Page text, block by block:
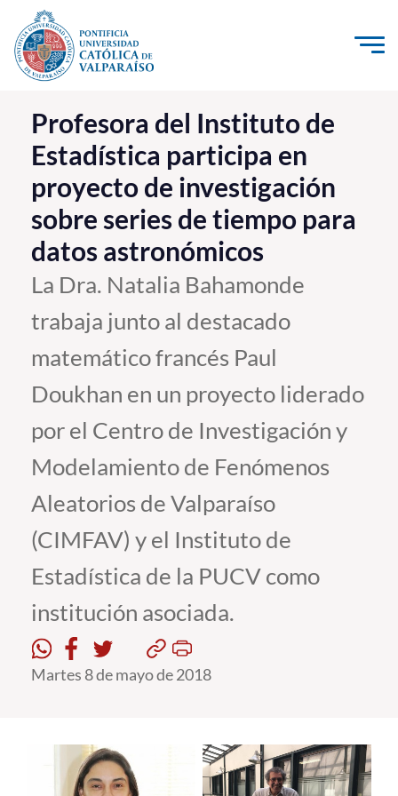
Click acá para ir directamente al contenido
La Universidad
Investigación, Creación e Innovación
PUCV Internacional
Vinculación con el Medio
Admisión
Pregrado
Postgrado
Formación Continua
Estudiantes
Académicos
Funcionarios
Alumni
English
Profesora del Instituto de
Estadística participa en
proyecto de investigación
sobre series de tiempo para
datos astronómicos
La Dra. Natalia Bahamonde
trabaja junto al destacado
matemático francés Paul
Doukhan en un proyecto liderado
por el Centro de Investigación y
Modelamiento de Fenómenos
Aleatorios de Valparaíso
(CIMFAV) y el Instituto de
Estadística de la PUCV como
institución asociada.
Martes 8 de mayo de 2018